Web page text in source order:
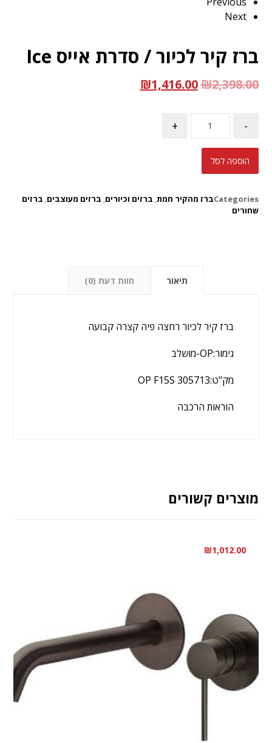
Next
ברז קיר לכיור / סדרת אייס Ice
₪2,398.00
₪1,416.00
-
+
הוספה לסל
Categoriesברז מהקיר חמת ברזים וכיורים ברזים מעוצבים ברזים
שחורים
תיאור חוות דעת (0)
ברז קיר לכיור רחצה פיה קצרה קבועה
גימור:OP-מושלב
מק"ט:OP F15S 305713
הוראות הרכבה
מוצרים קשורים
₪1,012.00